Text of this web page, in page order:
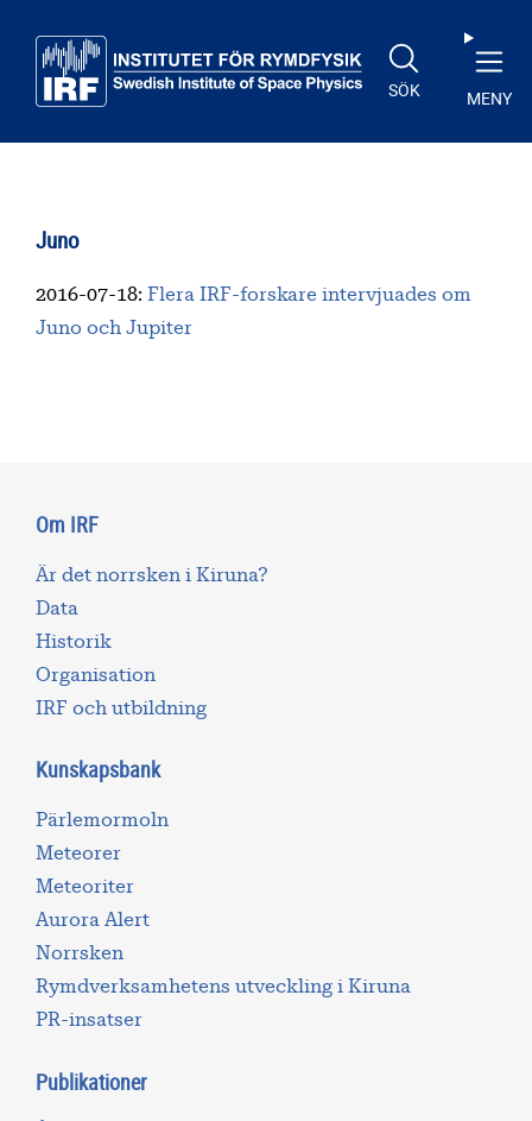
SÖK MENY
Juno
2016-07-18: Flera IRF-forskare intervjuades om
Juno och Jupiter
Om IRF
Är det norrsken i Kiruna?
Data
Historik
Organisation
IRF och utbildning
Kunskapsbank
Pärlemormoln
Meteorer
Meteoriter
Aurora Alert
Norrsken
Rymdverksamhetens utveckling i Kiruna
PR-insatser
Publikationer